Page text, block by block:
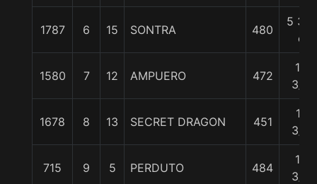
1787 6 15 SONTRA 480
5 3/4
c
1580 7 12 AMPUERO 472
10
3/4
1678 8 13 SECRET DRAGON 451
11
3/4
715 9 5 PERDUTO 484
13
3/4